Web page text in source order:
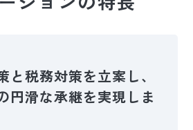
と税務対策を立案し、
円滑な承継を実現しま